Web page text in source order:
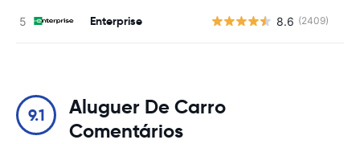
Enterprise 8.6 (2409)
9.1
Aluguer De Carro
Comentários